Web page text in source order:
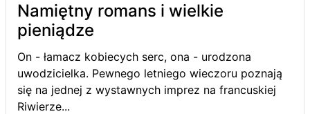
Namiętny romans i wielkie
pieniądze
On - łamacz kobiecych serc, ona - urodzona
uwodzicielka. Pewnego letniego wieczoru poznają
się na jednej z wystawnych imprez na francuskiej
Riwierze...